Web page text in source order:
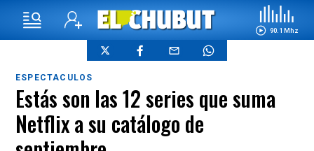
90.1 Mhz
ESPECTACULOS
Estás son las 12 series que suma
Netflix a su catálogo de